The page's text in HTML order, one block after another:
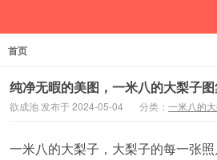
首页
纯净无暇的美图，一米八的大梨子
欲成池 发布于 2024-05-04 分类： 一米八的
一米八的大梨子，大梨子的每一张